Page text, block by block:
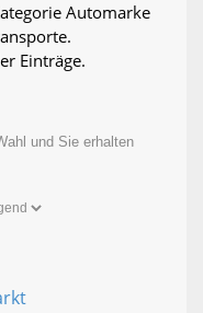
Automarke
Einträge.
und Sie erhalten